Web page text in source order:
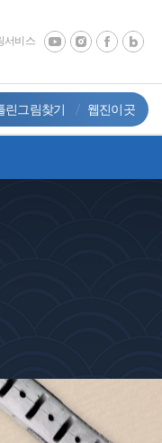
서비스
린그림찾기 웹진이곳